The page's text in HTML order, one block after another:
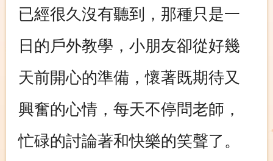
已經很久沒有聽到，那種只是一
日的戶外教學，小朋友卻從好幾
天前開心的準備，懷著既期待又
興奮的心情，每天不停問老師，
忙碌的討論著和快樂的笑聲了。